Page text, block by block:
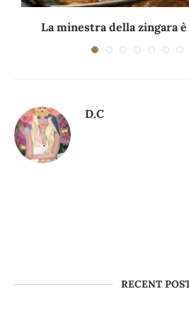
La minestra della zingara è
D.C
RECENT